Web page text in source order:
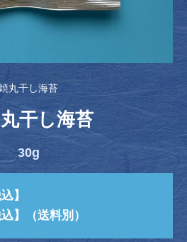
丸干し海苔
干し海苔
30g
】
】（送料別）